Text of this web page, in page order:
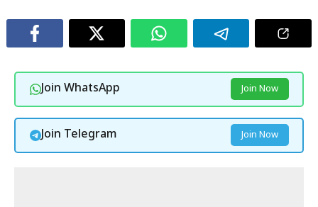
Join WhatsApp Join Now
Join Telegram Join Now